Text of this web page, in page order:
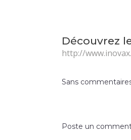
Découvrez
http://
Sans
Poste un